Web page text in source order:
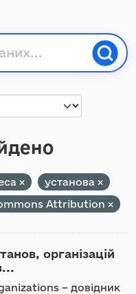
установа
Attribution
організацій
– довідник